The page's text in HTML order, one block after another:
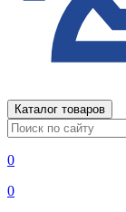
Каталог товаров
0
0